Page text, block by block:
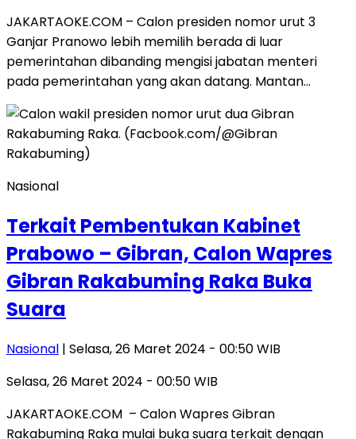
JAKARTAOKE.COM – Calon presiden nomor urut 3
Ganjar Pranowo lebih memilih berada di luar
pemerintahan dibanding mengisi jabatan menteri
pada pemerintahan yang akan datang. Mantan…
Nasional
Terkait Pembentukan Kabinet
Prabowo – Gibran, Calon Wapres
Gibran Rakabuming Raka Buka
Suara
Nasional | Selasa, 26 Maret 2024 - 00:50 WIB
Selasa, 26 Maret 2024 - 00:50 WIB
JAKARTAOKE.COM – Calon Wapres Gibran
Rakabuming Raka mulai buka suara terkait dengan